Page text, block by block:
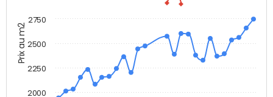
Prix au m2
2000
2250
2500
2750